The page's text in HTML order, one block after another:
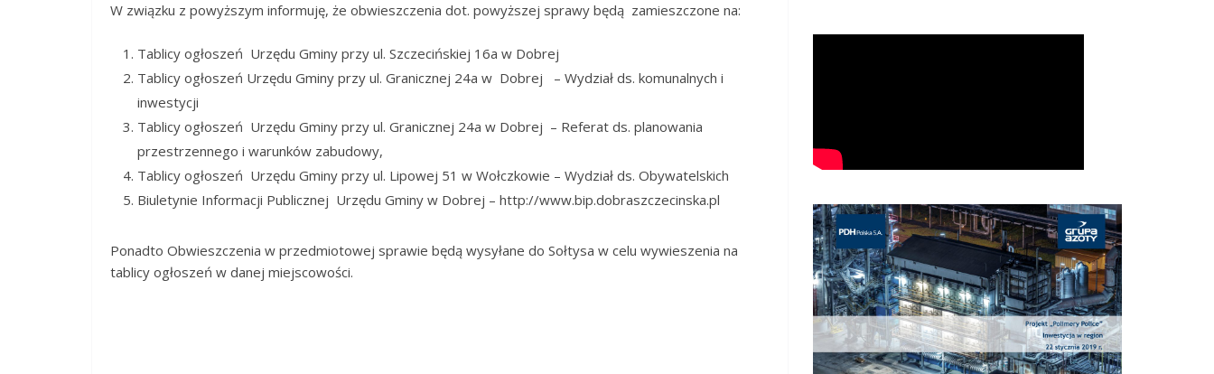
W związku z powyższym informuję, że obwieszczenia dot. powyższej sprawy będą zamieszczone na:
Tablicy ogłoszeń Urzędu Gminy przy ul. Szczecińskiej 16a w Dobrej
Tablicy ogłoszeń Urzędu Gminy przy ul. Granicznej 24a w Dobrej – Wydział ds. komunalnych i
inwestycji
Tablicy ogłoszeń Urzędu Gminy przy ul. Granicznej 24a w Dobrej – Referat ds. planowania
przestrzennego i warunków zabudowy,
Tablicy ogłoszeń Urzędu Gminy przy ul. Lipowej 51 w Wołczkowie – Wydział ds. Obywatelskich
Biuletynie Informacji Publicznej Urzędu Gminy w Dobrej – http://www.bip.dobraszczecinska.pl
Ponadto Obwieszczenia w przedmiotowej sprawie będą wysyłane do Sołtysa w celu wywieszenia na
tablicy ogłoszeń w danej miejscowości.